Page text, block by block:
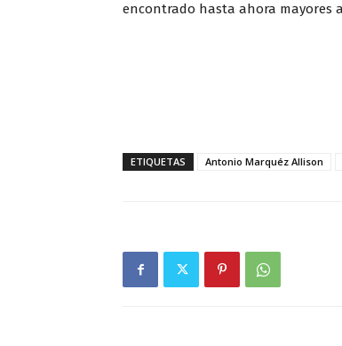
encontrado hasta ahora mayores
ETIQUETAS Antonio Marquéz Allison